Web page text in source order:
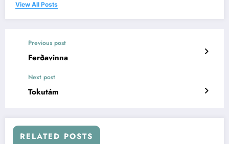
View All Posts
Previous post
Ferðavinna
Next post
Tokutám
RELATED POSTS